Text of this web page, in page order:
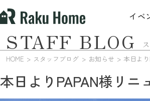
イベ
STAFF BLOG
HOME スタッフブログ お知らせ
本日よりPAPAN様リニ